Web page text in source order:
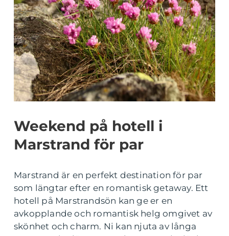
Weekend på hotell i
Marstrand för par
Marstrand är en perfekt destination för par
som längtar efter en romantisk getaway. Ett
hotell på Marstrandsön kan ge er en
avkopplande och romantisk helg omgivet av
skönhet och charm. Ni kan njuta av långa